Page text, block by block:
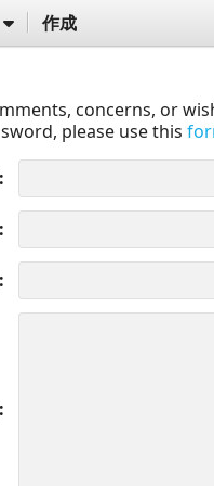
作成
concerns, or
please use this